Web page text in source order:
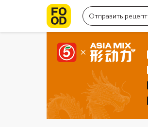
Отправить рецепт